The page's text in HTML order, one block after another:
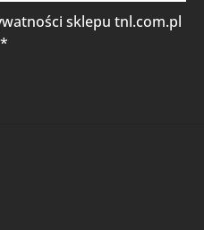
sklepu tnl.com.pl
*